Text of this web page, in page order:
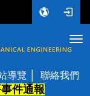
程學系
導覽
聯絡我們
件通報